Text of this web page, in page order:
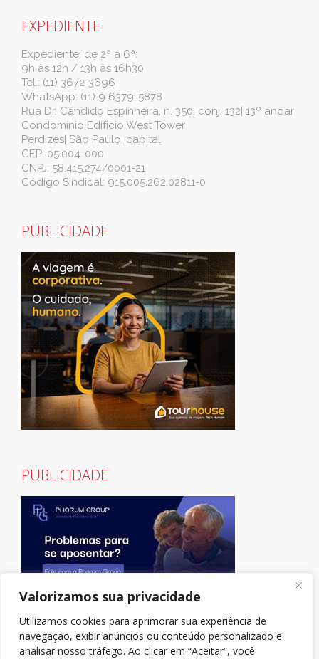
Valorizamos sua privacidade
Utilizamos cookies para aprimorar sua experiência de
navegação, exibir anúncios ou conteúdo personalizado e
analisar nosso tráfego. Ao clicar em “Aceitar”, você
EXPEDIENTE
Expediente: de 2ª a 6ª:
9h às 12h / 13h às 16h30
Tel.: (11) 3672-3696
WhatsApp: (11) 9 6379-5878
Rua Dr. Cândido Espinheira, n. 350, conj. 132| 13º andar
Condomínio Edifício West Tower
Perdizes| São Paulo, capital
CEP: 05.004-000
CNPJ: 58.415.274/0001-21
Código Sindical: 915.005.262.02811-0
PUBLICIDADE
PUBLICIDADE